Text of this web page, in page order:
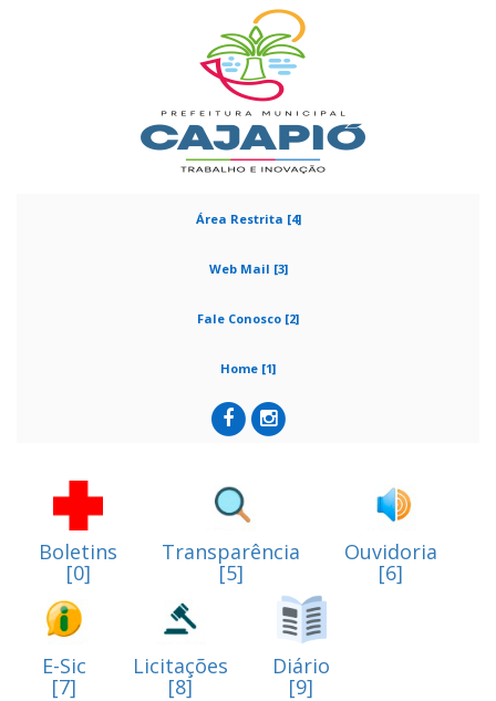
Área Restrita [4]
Web Mail [3]
Fale Conosco [2]
Home [1]
Boletins
[0]
Transparência
[5]
Ouvidoria
[6]
E-Sic
[7]
Licitações
[8]
Diário
[9]